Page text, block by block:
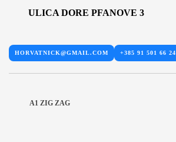
ULICA DORE PFANOVE 3
HORVATNICK@GMAIL.COM +385 91 501 66 24
A1 ZIG ZAG